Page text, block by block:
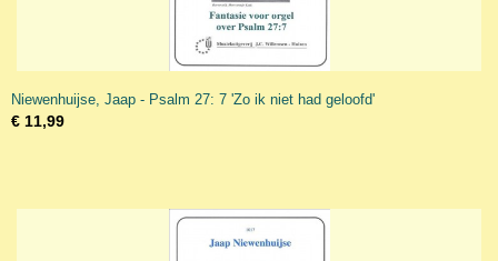
Niewenhuijse, Jaap - Psalm 27: 7 'Zo ik niet had geloofd'
€ 11,99